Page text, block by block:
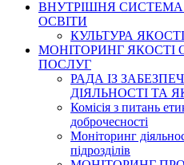
ВНУТРІШНЯ СИСТЕМА
ОСВІТИ
КУЛЬТУРА
МОНІТОРИНГ ЯКОСТІ
ПОСЛУГ
РАДА ІЗ
ДІЯЛЬНОСТІ ТА
Комісія з питань
доброчесності
Моніторинг
підрозділів